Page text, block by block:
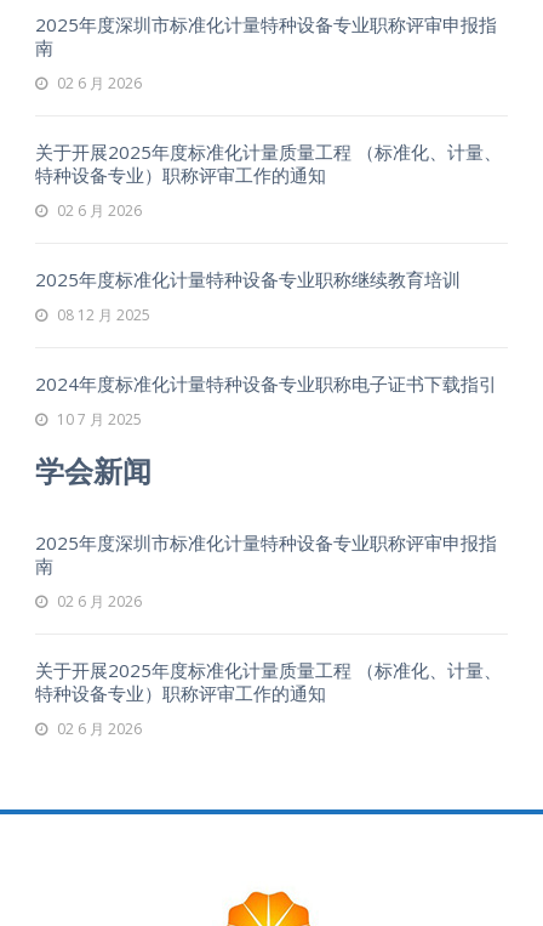
2025年度深圳市标准化计量特种设备专业职称评审申报指
南
02 6 月 2026
关于开展2025年度标准化计量质量工程 （标准化、计量、
特种设备专业）职称评审工作的通知
02 6 月 2026
2025年度标准化计量特种设备专业职称继续教育培训
08 12 月 2025
2024年度标准化计量特种设备专业职称电子证书下载指引
10 7 月 2025
学会新闻
2025年度深圳市标准化计量特种设备专业职称评审申报指
南
02 6 月 2026
关于开展2025年度标准化计量质量工程 （标准化、计量、
特种设备专业）职称评审工作的通知
02 6 月 2026